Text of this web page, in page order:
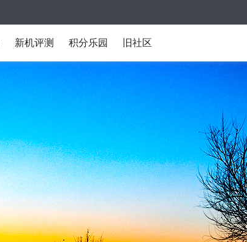
新机评测 积分乐园 旧社区